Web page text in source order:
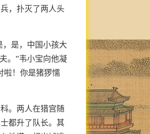
，扑灭了两人头
，是，中国小孩大
。”韦小宝向他凝
啦！你是猪猡懦
。两人在猎宫随
都升了队长。其